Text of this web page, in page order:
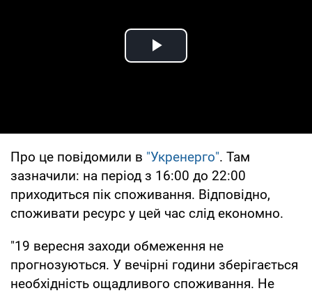
Play Video
Про це повідомили в "Укренерго". Там
зазначили: на період з 16:00 до 22:00
приходиться пік споживання. Відповідно,
споживати ресурс у цей час слід економно.
"19 вересня заходи обмеження не
прогнозуються. У вечірні години зберігається
необхідність ощадливого споживання. Не